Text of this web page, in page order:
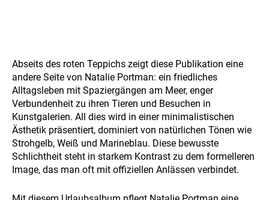
Abseits des roten Teppichs zeigt diese Publikation eine
andere Seite von Natalie Portman: ein friedliches
Alltagsleben mit Spaziergängen am Meer, enger
Verbundenheit zu ihren Tieren und Besuchen in
Kunstgalerien. All dies wird in einer minimalistischen
Ästhetik präsentiert, dominiert von natürlichen Tönen wie
Strohgelb, Weiß und Marineblau. Diese bewusste
Schlichtheit steht in starkem Kontrast zu dem formelleren
Image, das man oft mit offiziellen Anlässen verbindet.